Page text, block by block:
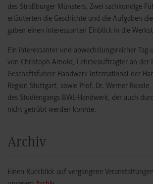
des Straßburger Münsters. Zwei sachkundige
erläuterten die Geschichte und die Aufgaben
gaben einen interessanten Einblick in die
Ein interessanter und abwechslungsreicher Tag
von Christoph Arnold, Lehrbeauftragter an der
Geschäftsführer Handwerk International der
Region Stuttgart, sowie Prof. Dr. Werner
des Studiengangs BWL-Handwerk, der auch
nicht getrübt werden konnte.
Archiv
Einen Rückblick auf vergangene